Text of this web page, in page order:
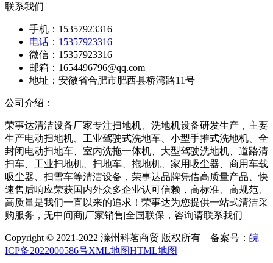
联系我们
手机：15357923316
电话：15357923316
微信：15357923316
邮箱：1654496796@qq.com
地址：安徽省合肥市肥西县桥湾路11号
公司介绍：
荣事达清洁设备厂家专注扫地机、洗地机设备研发生产，主要
生产电动扫地机、工业驾驶式洗地车、小型手推式洗地机、全
封闭电动扫地车、室内洗拖一体机、大型驾驶洗地机、道路清
扫车、工业扫地机、扫地车、拖地机、家用吸尘器、商用车载
吸尘器、扫雪车等清洁设备，荣事达品牌凭借高质量产品、快
速售后响应荣获国内外众多企业认可信赖，高标准、高规范、
高质量是我们一直以来的追求！荣事达为您提供一站式清洁采
购服务，无中间商|厂家销售|全国联保，咨询请联系我们
Copyright © 2021-2022 滁州科茗商贸 版权所有 备案号： 皖
ICP备2022000586号XML地图HTML地图